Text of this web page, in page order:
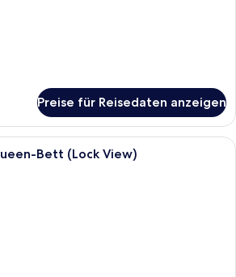
Preise für Reisedaten anzeigen
Drei Flaschen Apothéke White
Bett (Lock View)